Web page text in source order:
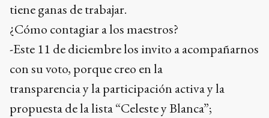
tiene ganas de trabajar.
¿Cómo contagiar a los maestros?
-Este 11 de diciembre los invito a acompañarnos
con su voto, porque creo en la
transparencia y la participación activa y la
propuesta de la lista “Celeste y Blanca”;